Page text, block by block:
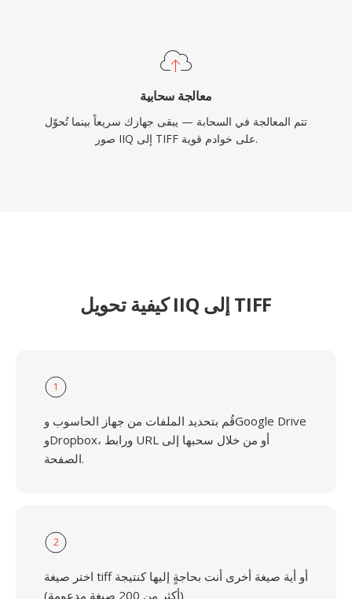
معالجة سحابية
تتم المعالجة في السحابة — يبقى جهازك سريعاً بينما تُحوّل
صور IIQ إلى TIFF على خوادم قوية.
كيفية تحويل IIQ إلى TIFF
1
قُم بتحديد الملفات من جهاز الحاسوب وGoogle Drive
وDropbox، ورابط URL أو من خلال سحبها إلى
الصفحة.
2
اختر صيغة tiff أو أية صيغة أخرى أنت بحاجةٍ إليها كنتيجة
(أكثر من 200 صيغة مدعومة)